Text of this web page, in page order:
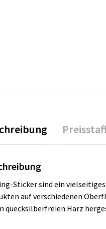
Sticker sind ein
auf verschiedenen
quecksilberfreien Harz